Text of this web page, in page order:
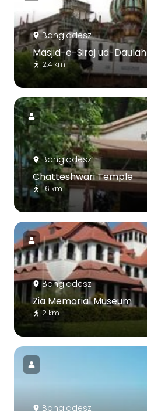
Bangladesz
Masjid-e-Siraj ud-Daulah
2.4 km
Bangladesz
Chatteshwari Temple
1.6 km
Bangladesz
Zia Memorial Museum
2 km
Bangladesz